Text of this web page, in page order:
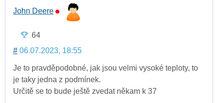
John Deere
64
# 06.07.2023, 18:55
Je to pravděpodobné, jak jsou velmi vysoké teploty, to
je taky jedna z podmínek.
Určitě se to bude ještě zvedat někam k 37